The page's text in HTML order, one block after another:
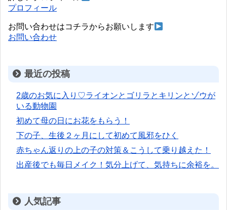
プロフィール
お問い合わせはコチラからお願いします
お問い合わせ
最近の投稿
2歳のお気に入り♡ライオンとゴリラとキリンとゾウが
いる動物園
初めて母の日にお花をもらう！
下の子、生後２ヶ月にして初めて風邪をひく
赤ちゃん返りの上の子の対策＆こうして乗り越えた！
出産後でも毎日メイク！気分上げて、気持ちに余裕を。
人気記事